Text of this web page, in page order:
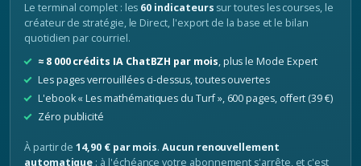
Le terminal complet : les 60 indicateurs sur toutes les courses, le
créateur de stratégie, le Direct, l'export de la base et le bilan
quotidien par courriel.
≈ 8 000 crédits IA ChatBZH par mois, plus le Mode Expert
Les pages verrouillées ci-dessus, toutes ouvertes
L'ebook « Les mathématiques du Turf », 600 pages, offert (39 €)
Zéro publicité
À partir de14,90 € par mois.Aucun renouvellement
automatique : à l'échéance votre abonnement s'arrête, et c'est